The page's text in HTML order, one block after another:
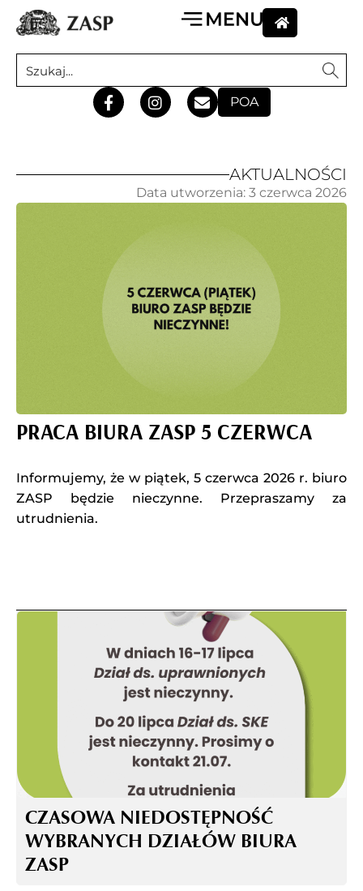
POA
AKTUALNOŚCI
PRACA BIURA ZASP 5 CZERWCA
Informujemy, że w piątek, 5 czerwca 2026 r. biuro
ZASP będzie nieczynne. Przepraszamy za
utrudnienia.
Data utworzenia: 3 czerwca 2026
CZASOWA NIEDOSTĘPNOŚĆ
WYBRANYCH DZIAŁÓW BIURA
ZASP